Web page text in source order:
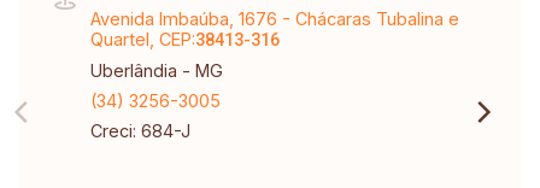
Avenida Imbaúba, 1676 - Chácaras Tubalina e
Quartel, CEP:38413-316
Uberlândia - MG
(34) 3256-3005
Creci: 684-J